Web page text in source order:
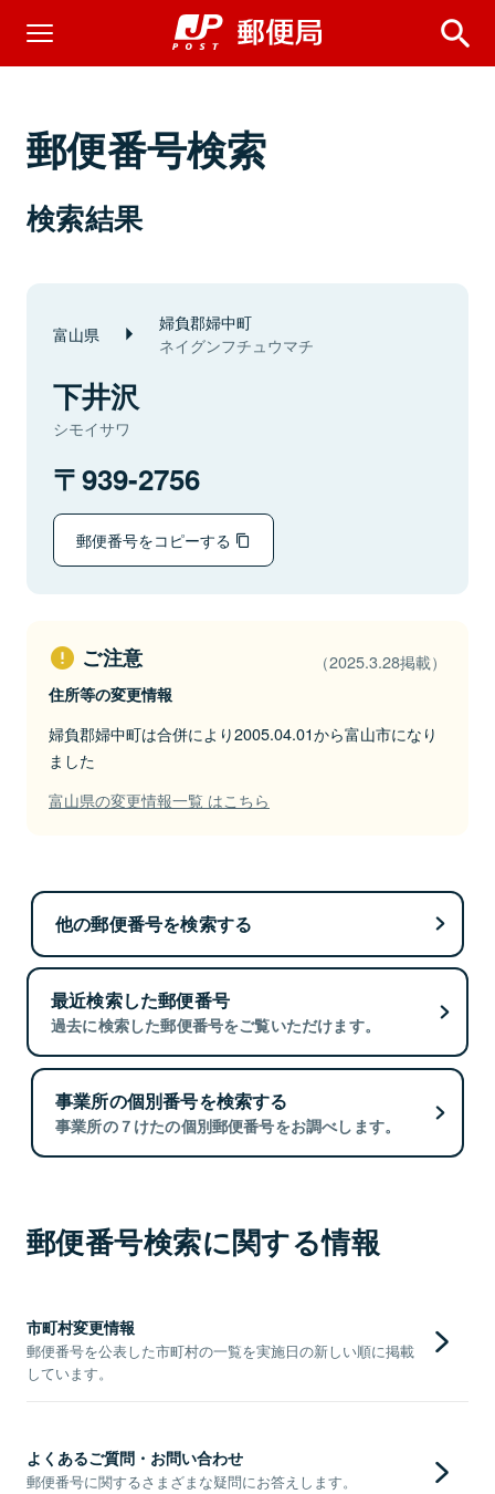
郵便番号検索
検索結果
富山県 婦負郡婦中町
ネイグンフチュウマチ
下井沢
シモイサワ
939-2756
郵便番号をコピーする
ご注意 （2025.3.28掲載）
住所等の変更情報
婦負郡婦中町は合併により2005.04.01から富山市になり
ました
富山県の変更情報一覧 はこちら
他の郵便番号を検索する
最近検索した郵便番号
過去に検索した郵便番号をご覧いただけます。
事業所の個別番号を検索する
事業所の７けたの個別郵便番号をお調べします。
郵便番号検索に関する情報
市町村変更情報
郵便番号を公表した市町村の一覧を実施日の新しい順に掲載
しています。
よくあるご質問・お問い合わせ
郵便番号に関するさまざまな疑問にお答えします。